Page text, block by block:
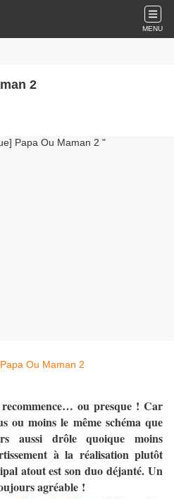
MENU
2
ou presque ! Car
ou moins le même schéma que
aussi drôle quoique moins
à la réalisation plutôt
atout est son duo déjanté. Un
agréable !